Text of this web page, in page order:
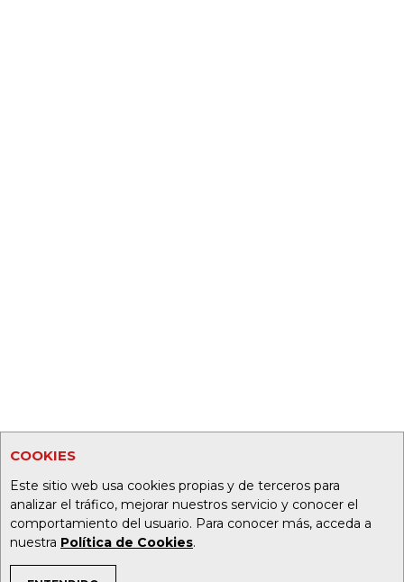
COOKIES
Este sitio web usa cookies propias y de terceros para
analizar el tráfico, mejorar nuestros servicio y conocer el
comportamiento del usuario. Para conocer más, acceda a
nuestra Política de Cookies.